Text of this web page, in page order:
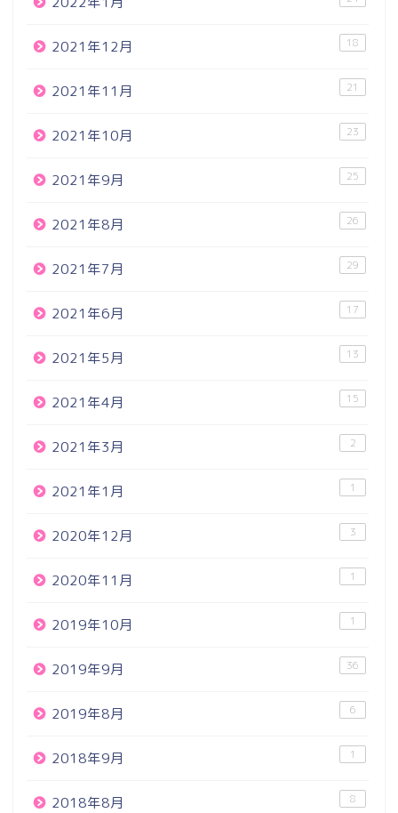
2021年12月 18
2021年11月 21
2021年10月 23
2021年9月 25
2021年8月 26
2021年7月 29
2021年6月 17
2021年5月 13
2021年4月 15
2021年3月 2
2021年1月 1
2020年12月 3
2020年11月 1
2019年10月 1
2019年9月 36
2019年8月 6
2018年9月 1
2018年8月 8